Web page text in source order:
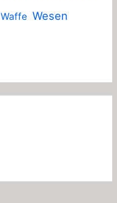
Waffe Wesen